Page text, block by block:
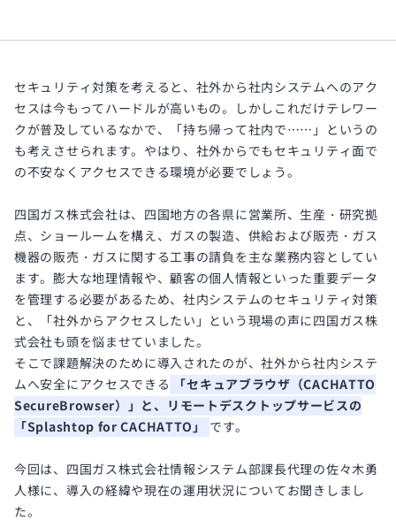
セキュリティ対策を考えると、社外から社内システムへのアク
セスは今もってハードルが高いもの。しかしこれだけテレワー
クが普及しているなかで、「持ち帰って社内で……」というの
も考えさせられます。やはり、社外からでもセキュリティ面で
の不安なくアクセスできる環境が必要でしょう。
四国ガス株式会社は、四国地方の各県に営業所、生産・研究拠
点、ショールームを構え、ガスの製造、供給および販売・ガス
機器の販売・ガスに関する工事の請負を主な業務内容としてい
ます。膨大な地理情報や、顧客の個人情報といった重要データ
を管理する必要があるため、社内システムのセキュリティ対策
と、「社外からアクセスしたい」という現場の声に四国ガス株
式会社も頭を悩ませていました。
そこで課題解決のために導入されたのが、社外から社内システ
ムへ安全にアクセスできる
「セキュアブラウザ（CACHATTO
SecureBrowser）」と、リモートデスクトップサービスの
「Splashtop for CACHATTO」
です。
今回は、四国ガス株式会社情報システム部課長代理の佐々木勇
人様に、導入の経緯や現在の運用状況についてお聞きしまし
た。